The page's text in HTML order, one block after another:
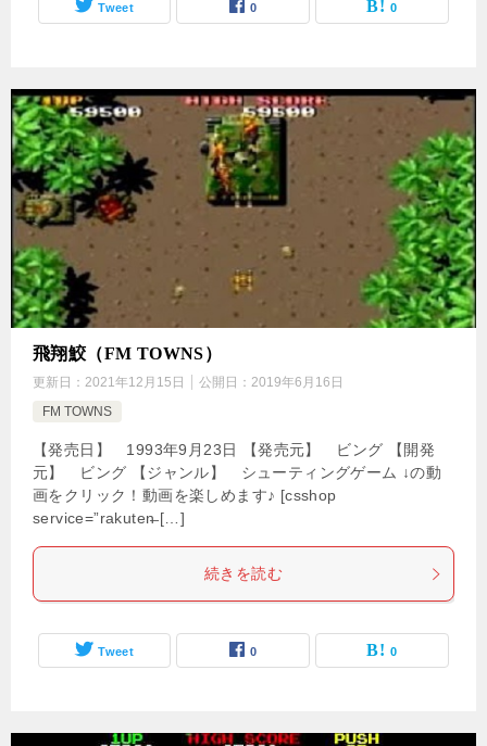
Tweet 0 0
飛翔鮫（FM TOWNS）
更新日： 2021年12月15日 公開日： 2019年6月16日
FM TOWNS
【発売日】 1993年9月23日 【発売元】 ビング 【開発
元】 ビング 【ジャンル】 シューティングゲーム ↓の動
画をクリック！動画を楽しめます♪ [csshop
service=”rakuten̶ […]
続きを読む
Tweet 0 0